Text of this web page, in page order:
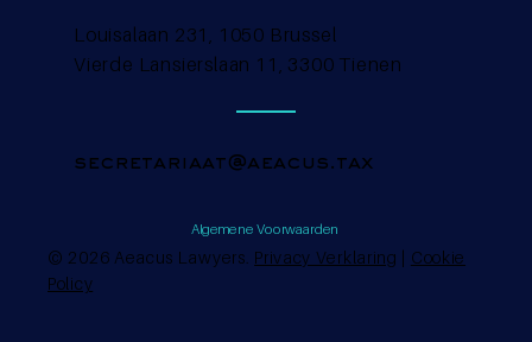
© 2026 Aeacus Lawyers. Privacy Verklaring | Cookie
Policy
secretariaat@aeacus.tax
Louisalaan 231, 1050 Brussel
Vierde Lansierslaan 11, 3300 Tienen
Algemene Voorwaarden